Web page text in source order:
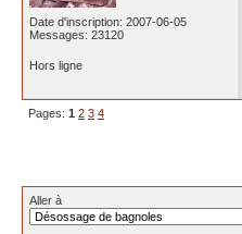
Date d'inscription: 2007-06-05
Messages: 23120
Hors ligne
Pages: 1 2 3 4
Aller à